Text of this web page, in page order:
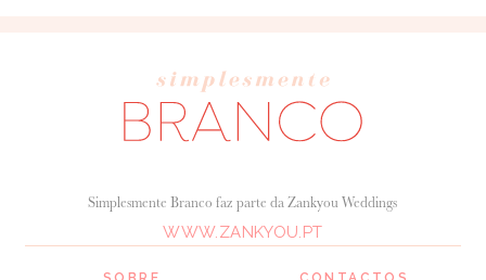
Simplesmente Branco faz parte da Zankyou Weddings
WWW.ZANKYOU.PT